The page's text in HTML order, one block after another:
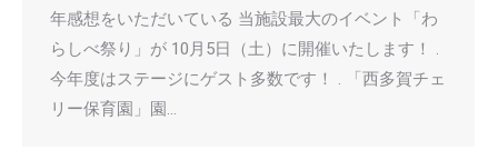
年感想をいただいている 当施設最大のイベント「わ
らしべ祭り」が 10月5日（土）に開催いたします！ .
今年度はステージにゲスト多数です！ . 「西多賀チェ
リー保育園」園…